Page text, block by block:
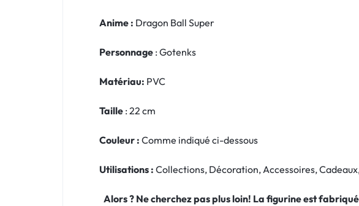
Anime : Dragon Ball Super
Personnage : Gotenks
Matériau: PVC
Taille : 22 cm
Couleur : Comme indiqué ci-dessous
Utilisations : Collections, Décoration, Accessoires,
Alors ? Ne cherchez pas plus loin! La figurine est